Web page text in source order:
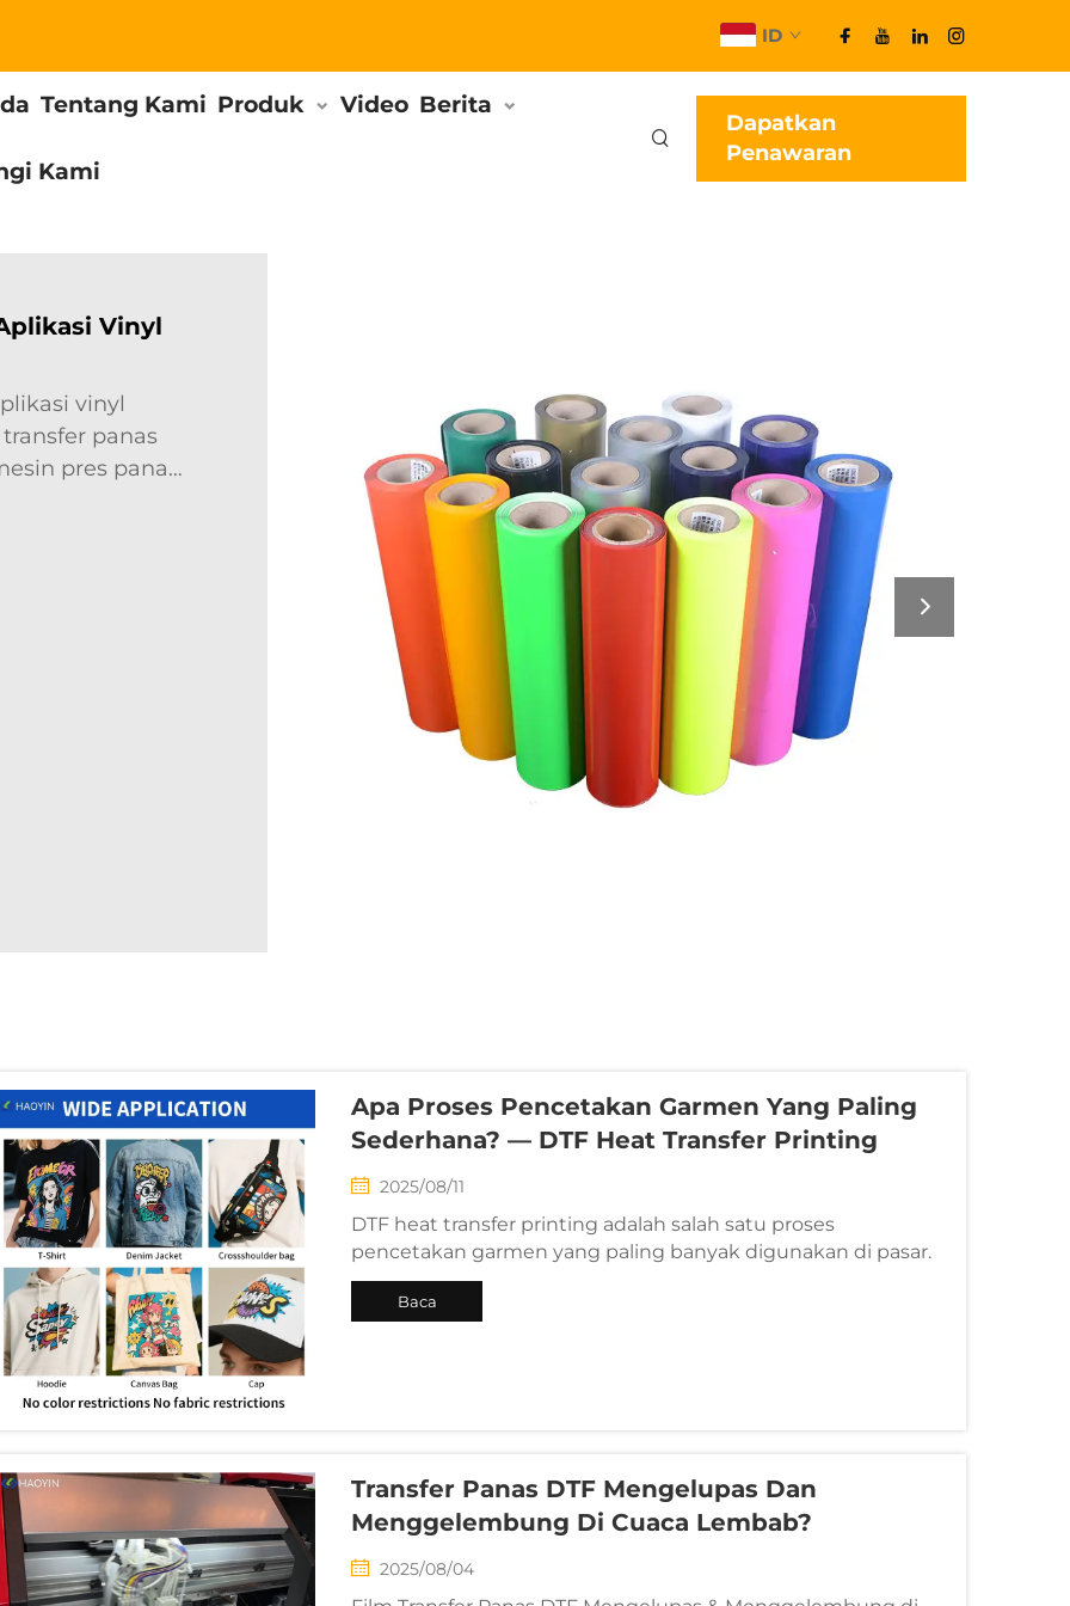
ID
Tentang Kami Produk Video Berita
Kami
Dapatkan
Penawaran
Vinyl
vinyl
panas
pres panas
dan panas,
Apa Proses Pencetakan Garmen Yang Paling
Sederhana? — DTF Heat Transfer Printing
2025/08/11
DTF heat transfer printing adalah salah satu proses
pencetakan garmen yang paling banyak digunakan di pasar.
Klasifikasi ini didasarkan pada berbagai aspek produk DTF
heat transfer printing dalam industri, termasuk berbagai jenis,
Baca
Transfer Panas DTF Mengelupas Dan
Menggelembung Di Cuaca Lembab?
2025/08/04